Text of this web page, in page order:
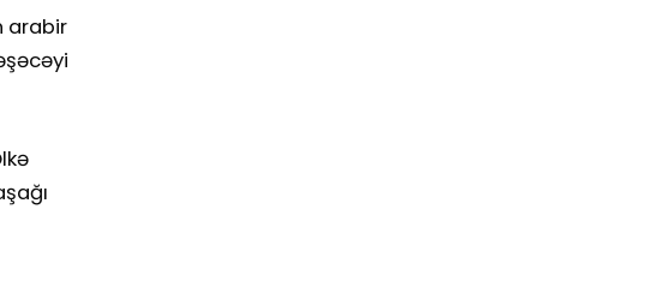
arabir